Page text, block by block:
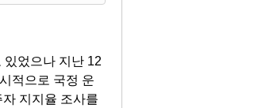
있었으나 지난 12
적으로 국정 운
지지율 조사를